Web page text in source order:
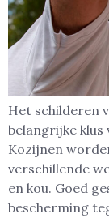
Het schilderen
belangrijke
Kozijnen
verschillende
en kou. Goed
bescherming